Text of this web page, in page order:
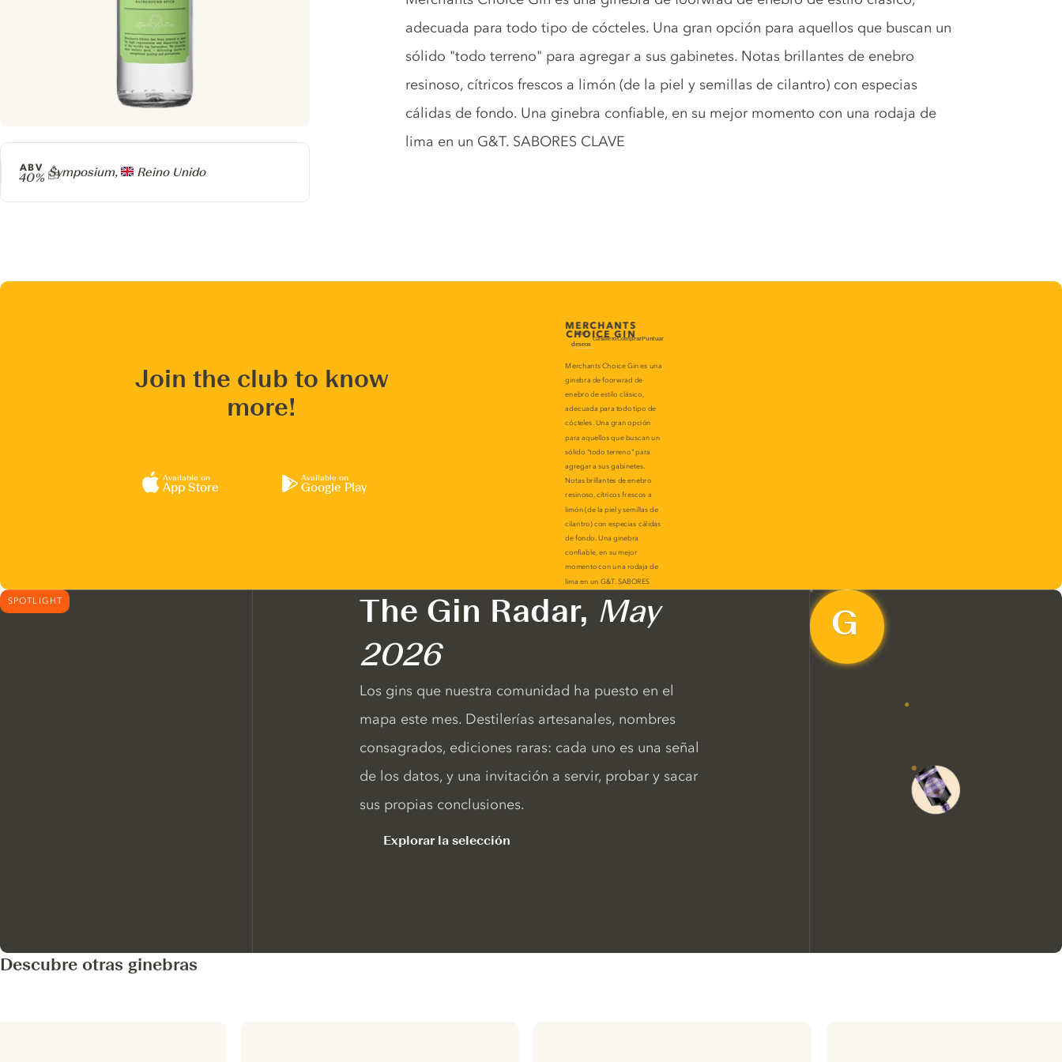
Producer
Symposium, Reino Unido
ABV
40%
adecuada para todo tipo de cócteles. Una gran opción para aquellos que buscan un
sólido "todo terreno" para agregar a sus gabinetes. Notas brillantes de enebro
resinoso, cítricos frescos a limón (de la piel y semillas de cilantro) con especias
cálidas de fondo. Una ginebra confiable, en su mejor momento con una rodaja de
lima en un G&T. SABORES CLAVE
Join the club to know
more!
Available on
App Store
Available on
Google Play
SPOTLIGHT The Gin Radar, May
2026
Los gins que nuestra comunidad ha puesto en el
mapa este mes. Destilerías artesanales, nombres
consagrados, ediciones raras: cada uno es una señal
de los datos, y una invitación a servir, probar y sacar
sus propias conclusiones.
Explorar la selección
Descubre otras ginebras